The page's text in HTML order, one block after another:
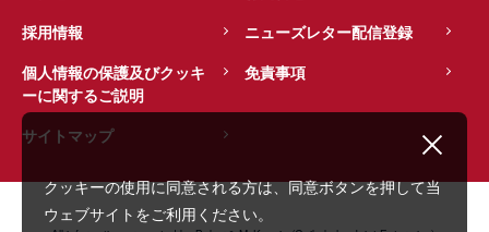
採用情報
ニューズレター配信登録
個人情報の保護及びクッキ
ーに関するご説明
免責事項
サイトマップ
クッキーの使用に同意される方は、同意ボタンを押して当
ウェブサイトをご利用ください。